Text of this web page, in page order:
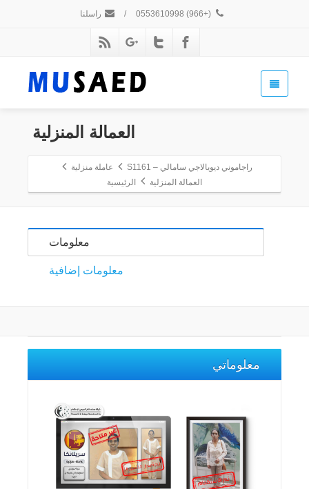
(+966) 0553610998
/ راسلنا
العمالة المنزلية
راجاموني ديويالاجي سامالي – S1161
عاملة منزلية
العمالة المنزلية
الرئيسية
معلومات
معلومات إضافية
معلوماتي